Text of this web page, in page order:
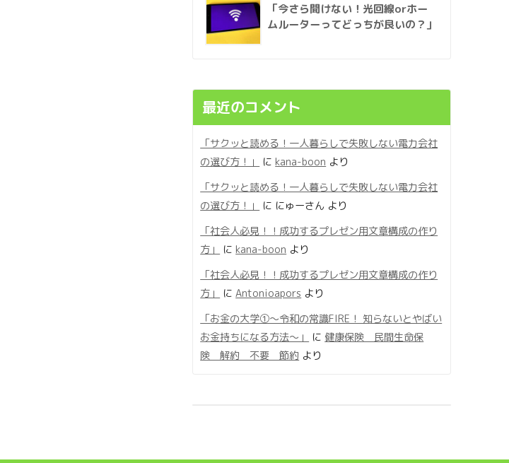
「今さら聞けない！光回線orホー
ムルーターってどっちが良いの？」
最近のコメント
「サクッと読める！一人暮らしで失敗しない電力会社
の選び方！」
に kana-boon より
「サクッと読める！一人暮らしで失敗しない電力会社
の選び方！」
に にゅーさん より
「社会人必見！！成功するプレゼン用文章構成の作り
方」
に kana-boon より
「社会人必見！！成功するプレゼン用文章構成の作り
方」
にAntonioapors より
「お金の大学①〜令和の常識FIRE！ 知らないとやばい
お金持ちになる方法〜」
に 健康保険 民間生命保
険 解約 不要 節約 より